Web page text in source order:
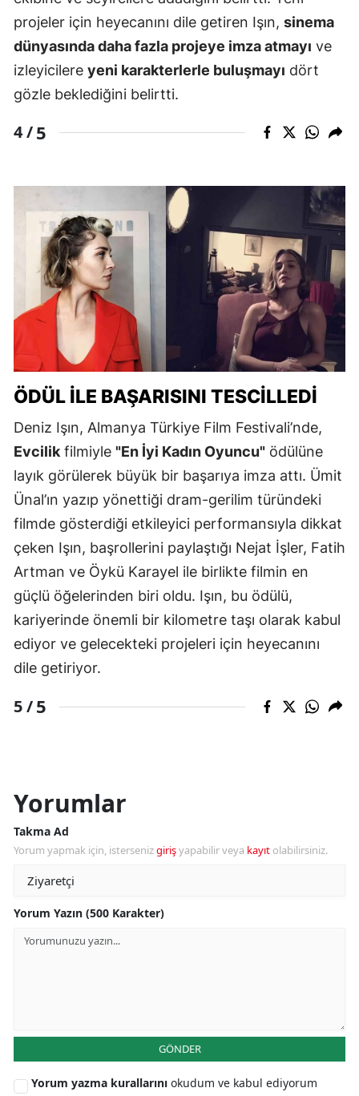
projeler için heyecanını dile getiren Işın, sinema
dünyasında daha fazla projeye imza atmayı ve
izleyicilere yeni karakterlerle buluşmayı dört
gözle beklediğini belirtti.
4 /5
ÖDÜL ILE BAŞARISINI TESCILLEDI
Deniz Işın, Almanya Türkiye Film Festivali’nde,
Evcilikfilmiyle "En İyi Kadın Oyuncu" ödülüne
layık görülerek büyük bir başarıya imza attı. Ümit
Ünal’ın yazıp yönettiği dram-gerilim türündeki
filmde gösterdiği etkileyici performansıyla dikkat
çeken Işın, başrollerini paylaştığı Nejat İşler, Fatih
Artman ve Öykü Karayel ile birlikte filmin en
güçlü öğelerinden biri oldu. Işın, bu ödülü,
kariyerinde önemli bir kilometre taşı olarak kabul
ediyor ve gelecekteki projeleri için heyecanını
dile getiriyor.
5 /5
Yorumlar
Takma Ad
Yorum yapmak için, istersenizgirişyapabilir veya kayıt olabilirsiniz.
Yorum Yazın (500 Karakter)
GÖNDER
Yorum yazma kurallarını okudum ve kabul ediyorum